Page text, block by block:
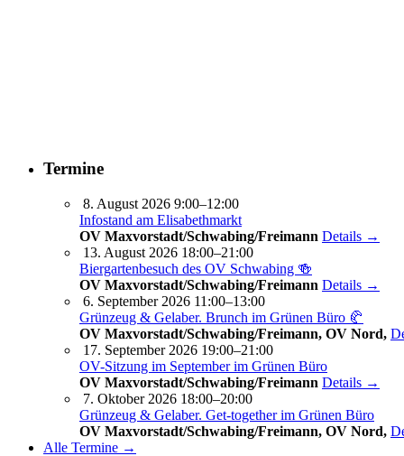
Termine
8. August 2026 9:00–12:00
Infostand am Elisabethmarkt
OV Maxvorstadt/Schwabing/Freimann Details →
13. August 2026 18:00–21:00
Biergartenbesuch des OV Schwabing 🍻
OV Maxvorstadt/Schwabing/Freimann Details →
6. September 2026 11:00–13:00
Grünzeug & Gelaber. Brunch im Grünen Büro 🥐
OV Maxvorstadt/Schwabing/Freimann, OV Nord,
17. September 2026 19:00–21:00
OV-Sitzung im September im Grünen Büro
OV Maxvorstadt/Schwabing/Freimann Details →
7. Oktober 2026 18:00–20:00
Grünzeug & Gelaber. Get-to­ge­ther im Grünen Büro
OV Maxvorstadt/Schwabing/Freimann, OV Nord,
Alle Termine →